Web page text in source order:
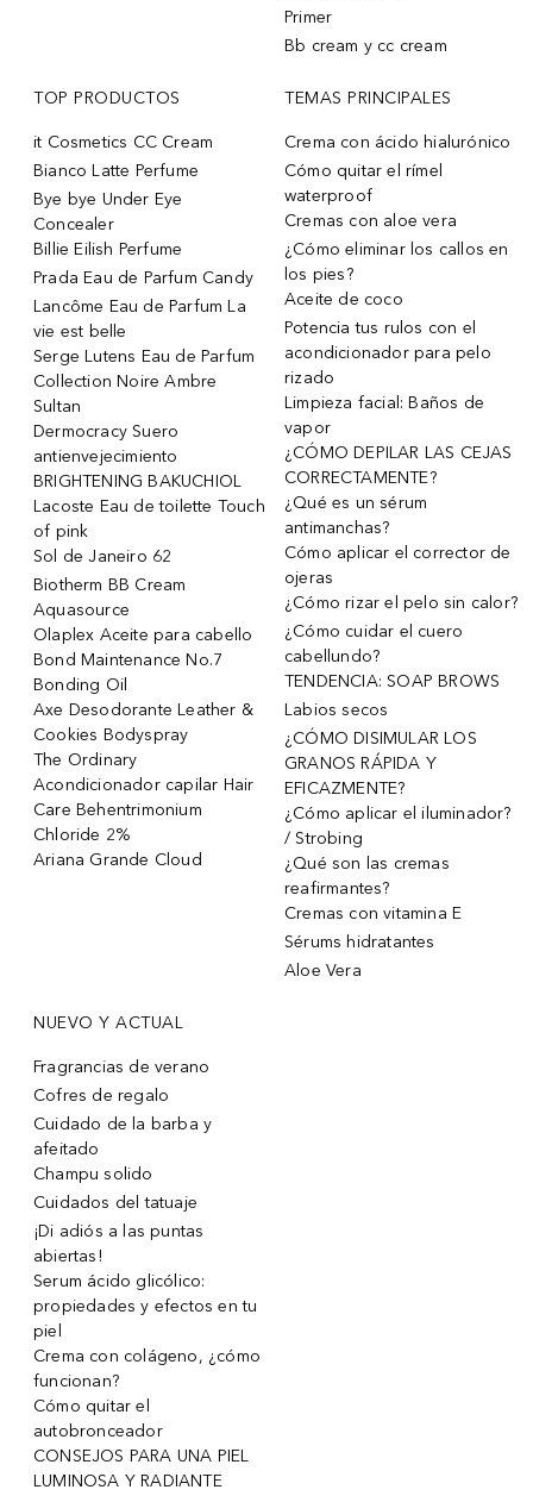
Primer
Bb cream y cc cream
TOP PRODUCTOS
it Cosmetics CC Cream
Bianco Latte Perfume
Bye bye Under Eye
Concealer
Billie Eilish Perfume
Prada Eau de Parfum Candy
Lancôme Eau de Parfum La
vie est belle
Serge Lutens Eau de Parfum
Collection Noire Ambre
Sultan
Dermocracy Suero
antienvejecimiento
BRIGHTENING BAKUCHIOL
Lacoste Eau de toilette Touch
of pink
Sol de Janeiro 62
Biotherm BB Cream
Aquasource
Olaplex Aceite para cabello
Bond Maintenance No.7
Bonding Oil
Axe Desodorante Leather &
Cookies Bodyspray
The Ordinary
Acondicionador capilar Hair
Care Behentrimonium
Chloride 2%
Ariana Grande Cloud
TEMAS PRINCIPALES
Crema con ácido hialurónico
Cómo quitar el rímel
waterproof
Cremas con aloe vera
¿Cómo eliminar los callos en
los pies?
Aceite de coco
Potencia tus rulos con el
acondicionador para pelo
rizado
Limpieza facial: Baños de
vapor
¿CÓMO DEPILAR LAS CEJAS
CORRECTAMENTE?
¿Qué es un sérum
antimanchas?
Cómo aplicar el corrector de
ojeras
¿Cómo rizar el pelo sin calor?
¿Cómo cuidar el cuero
cabellundo?
TENDENCIA: SOAP BROWS
Labios secos
¿CÓMO DISIMULAR LOS
GRANOS RÁPIDA Y
EFICAZMENTE?
¿Cómo aplicar el iluminador?
/ Strobing
¿Qué son las cremas
reafirmantes?
Cremas con vitamina E
Sérums hidratantes
Aloe Vera
NUEVO Y ACTUAL
Fragrancias de verano
Cofres de regalo
Cuidado de la barba y
afeitado
Champu solido
Cuidados del tatuaje
¡Di adiós a las puntas
abiertas!
Serum ácido glicólico:
propiedades y efectos en tu
piel
Crema con colágeno, ¿cómo
funcionan?
Cómo quitar el
autobronceador
CONSEJOS PARA UNA PIEL
LUMINOSA Y RADIANTE